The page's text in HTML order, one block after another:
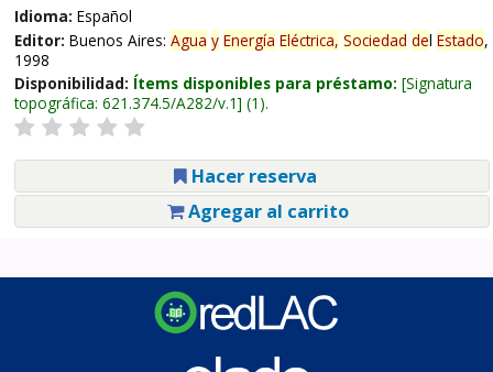
Idioma: Español
Editor: Buenos Aires: Agua y Energía Eléctrica, Sociedad del Estado,
1998
Disponibilidad: Ítems disponibles para préstamo: Signatura
topográfica: 621.374.5/A282/v.1 (1).
Hacer reserva
Agregar al carrito